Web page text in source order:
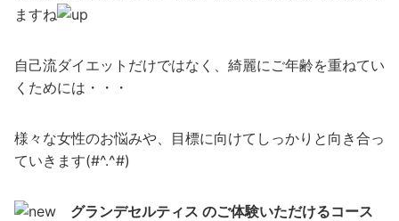
ますね
自己流ダイエットだけではなく、綺麗にご年齢を重ねてい
くためには・・・
様々な女性のお悩みや、目標に向けてしっかりと向き合っ
ていきます(#^.^#)
グランデセルティス のご体験いただけるコース